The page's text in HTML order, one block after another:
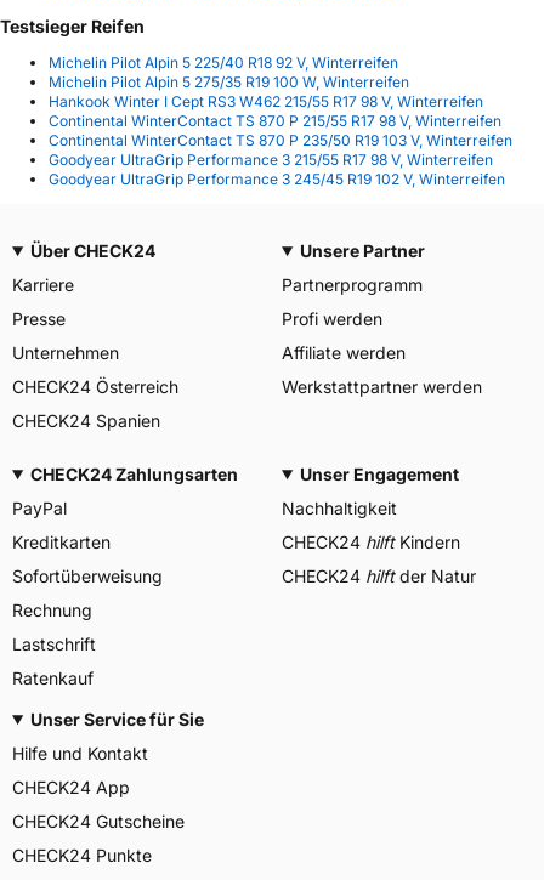
Testsieger Reifen
Michelin Pilot Alpin 5 225/40 R18 92 V, Winterreifen
Michelin Pilot Alpin 5 275/35 R19 100 W, Winterreifen
Hankook Winter I Cept RS3 W462 215/55 R17 98 V, Winterreifen
Continental WinterContact TS 870 P 215/55 R17 98 V, Winterreifen
Continental WinterContact TS 870 P 235/50 R19 103 V, Winterreifen
Goodyear UltraGrip Performance 3 215/55 R17 98 V, Winterreifen
Goodyear UltraGrip Performance 3 245/45 R19 102 V, Winterreifen
Über CHECK24
Karriere
Presse
Unternehmen
CHECK24 Österreich
CHECK24 Spanien
Unsere Partner
Partnerprogramm
Profi werden
Affiliate werden
Werkstattpartner werden
CHECK24 Zahlungsarten
PayPal
Kreditkarten
Sofortüberweisung
Rechnung
Lastschrift
Ratenkauf
Unser Engagement
Nachhaltigkeit
CHECK24 hilftKindern
CHECK24 hilftder Natur
Unser Service für Sie
Hilfe und Kontakt
CHECK24 App
CHECK24 Gutscheine
CHECK24 Punkte